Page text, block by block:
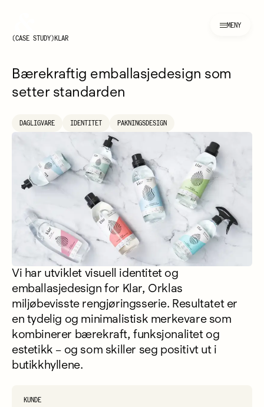
MENY
CASE STUDY KLAR
Bærekraftig emballasjedesign som
setter standarden
DAGLIGVARE IDENTITET PAKNINGSDESIGN
Vi har utviklet visuell identitet og
emballasjedesign for Klar, Orklas
miljøbevisste rengjøringsserie. Resultatet er
en tydelig og minimalistisk merkevare som
kombinerer bærekraft, funksjonalitet og
estetikk – og som skiller seg positivt ut i
butikkhyllene.
KUNDE